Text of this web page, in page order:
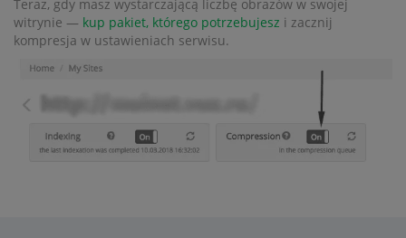
Teraz, gdy masz wystarczającą liczbę obrazów w swojej
witrynie — kup pakiet, którego potrzebujesz i zacznij
kompresja w ustawieniach serwisu.